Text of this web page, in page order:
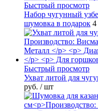
Быстрый просмотр
Набор чугунный
шумовка в подарок 4
Быстрый просмотр
Ухват литой для
руб. / шт